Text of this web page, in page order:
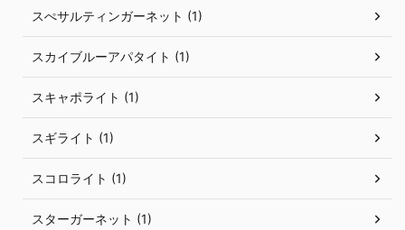
スぺサルティンガーネット (1)
スカイブルーアパタイト (1)
スキャポライト (1)
スギライト (1)
スコロライト (1)
スターガーネット (1)